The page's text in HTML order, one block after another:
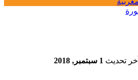
آخر تحديث 1 سبتمبر, 2018